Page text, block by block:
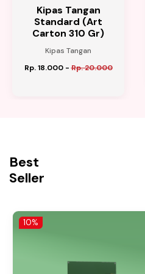
Kipas Tangan
Standard (Art
Carton 310 Gr)
Kipas Tangan
Rp. 18.000-Rp. 20.000
Best
Seller
10%